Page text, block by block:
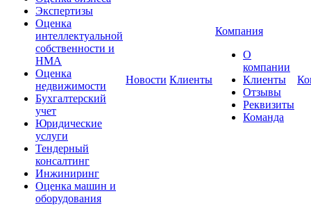
Экспертизы
Оценка
интеллектуальной
собственности и
НМА
Оценка
недвижимости
Бухгалтерский
учет
Юридические
услуги
Тендерный
консалтинг
Инжиниринг
Оценка машин и
оборудования
Новости Клиенты
Компания
О
компании
Клиенты
Отзывы
Реквизиты
Команда